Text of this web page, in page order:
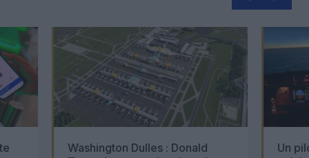
Washington Dulles : Donald
Un pilote de